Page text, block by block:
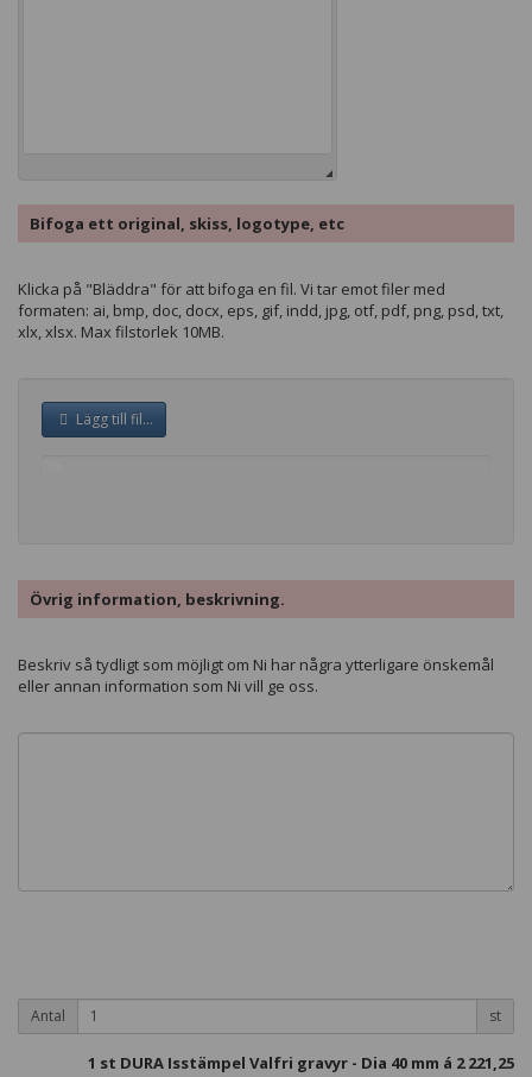
Bifoga ett original, skiss, logotype, etc
Klicka på "Bläddra" för att bifoga en fil. Vi tar emot filer med
formaten: ai, bmp, doc, docx, eps, gif, indd, jpg, otf, pdf, png, psd, txt,
xlx, xlsx. Max filstorlek 10MB.
Lägg till fil...
Övrig information, beskrivning.
Beskriv så tydligt som möjligt om Ni har några ytterligare önskemål
eller annan information som Ni vill ge oss.
Antal st
1 st DURA Isstämpel Valfri gravyr - Dia 40 mm á 2 221,25